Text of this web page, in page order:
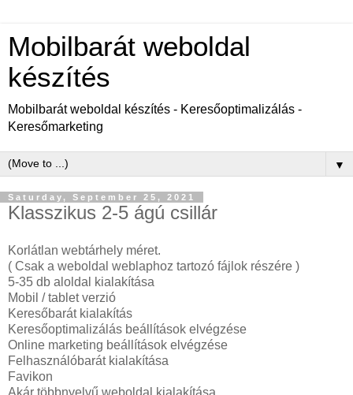
Mobilbarát weboldal
készítés
Mobilbarát weboldal készítés - Keresőoptimalizálás -
Keresőmarketing
▼
Saturday, September 25, 2021
Klasszikus 2-5 ágú csillár
Korlátlan webtárhely méret.
( Csak a weboldal weblaphoz tartozó fájlok részére )
5-35 db aloldal kialakítása
Mobil / tablet verzió
Keresőbarát kialakítás
Keresőoptimalizálás beállítások elvégzése
Online marketing beállítások elvégzése
Felhasználóbarát kialakítása
Favikon
Akár többnyelvű weboldal kialakítása